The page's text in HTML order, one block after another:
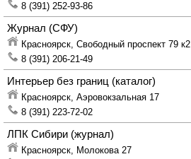
8 (391) 252-93-86
Журнал (СФУ)
Красноярск, Свободный проспект 79 к2
8 (391) 206-21-49
Интерьер без границ (каталог)
Красноярск, Аэровокзальная 17
8 (391) 223-72-02
ЛПК Сибири (журнал)
Красноярск, Молокова 27